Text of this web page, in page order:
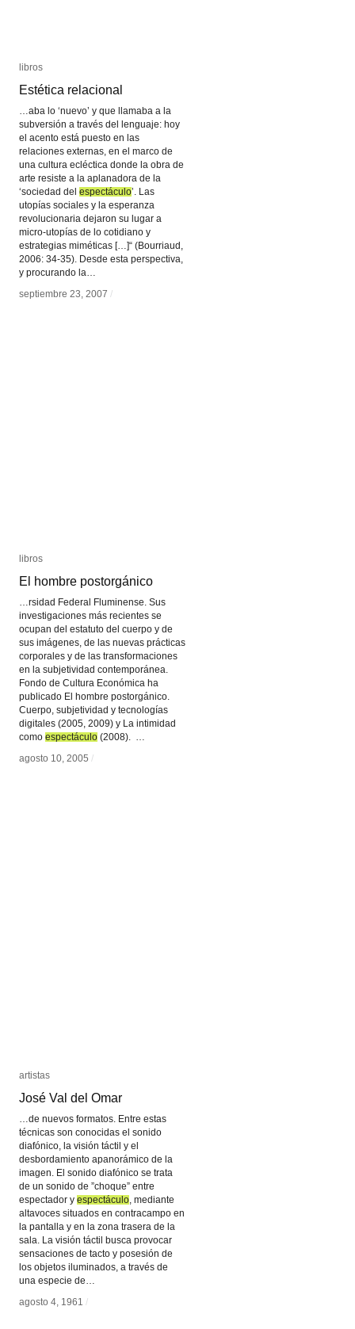
libros
Estética relacional
…aba lo ‘nuevo’ y que llamaba a la
subversión a través del lenguaje: hoy
el acento está puesto en las
relaciones externas, en el marco de
una cultura ecléctica donde la obra de
arte resiste a la aplanadora de la
‘sociedad del espectáculo’. Las
utopías sociales y la esperanza
revolucionaria dejaron su lugar a
micro-utopías de lo cotidiano y
estrategias miméticas […]“ (Bourriaud,
2006: 34-35). Desde esta perspectiva,
y procurando la…
septiembre 23, 2007 /
libros
Estética relacional
espectáculo
septiembre 23, 2007 /
libros
El hombre postorgánico
…rsidad Federal Fluminense. Sus
investigaciones más recientes se
ocupan del estatuto del cuerpo y de
sus imágenes, de las nuevas prácticas
corporales y de las transformaciones
en la subjetividad contemporánea.
Fondo de Cultura Económica ha
publicado El hombre postorgánico.
Cuerpo, subjetividad y tecnologías
digitales (2005, 2009) y La intimidad
como espectáculo (2008). …
agosto 10, 2005 /
libros
El hombre postorgánico
espectáculo
agosto 10, 2005 /
artistas
José Val del Omar
…de nuevos formatos. Entre estas
técnicas son conocidas el sonido
diafónico, la visión táctil y el
desbordamiento apanorámico de la
imagen. El sonido diafónico se trata
de un sonido de ”choque” entre
espectador y espectáculo , mediante
altavoces situados en contracampo en
la pantalla y en la zona trasera de la
sala. La visión táctil busca provocar
sensaciones de tacto y posesión de
los objetos iluminados, a través de
una especie de…
agosto 4, 1961 /
artistas
José Val del Omar
espectáculo
agosto 4, 1961 /